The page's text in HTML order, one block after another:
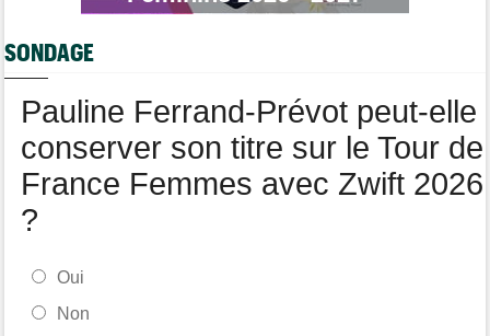
Isaac Del Toro a prolongé avec UAE Team Emirates-XRG pour 5
SONDAGE
Pauline Ferrand-Prévot peut-elle
conserver son titre sur le Tour de
France Femmes avec Zwift 2026
?
Oui
Non